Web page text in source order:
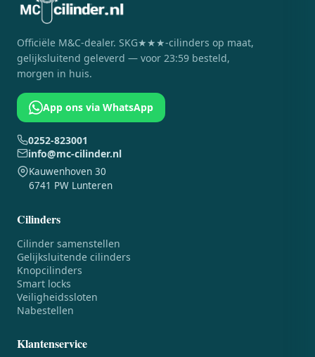
Officiële M&C-dealer. SKG★★★-cilinders op maat,
gelijksluitend geleverd — voor 23:59 besteld,
morgen in huis.
App ons via WhatsApp
0252-823001
info@mc-cilinder.nl
Kauwenhoven 30
6741 PW Lunteren
Cilinders
Cilinder samenstellen
Gelijksluitende cilinders
Knopcilinders
Smart locks
Veiligheidssloten
Nabestellen
Klantenservice